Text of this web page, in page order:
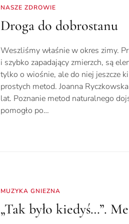
NASZE ZDROWIE
Droga do dobrostanu
Weszliśmy właśnie w okres zimy.
i szybko zapadający zmierzch, są
tylko o wiośnie, ale do niej jeszcze
prostych metod. Joanna
lat. Poznanie metod naturalnego
pomogło po…
MUZYKA GNIEZNA
„Tak było kiedyś…”.